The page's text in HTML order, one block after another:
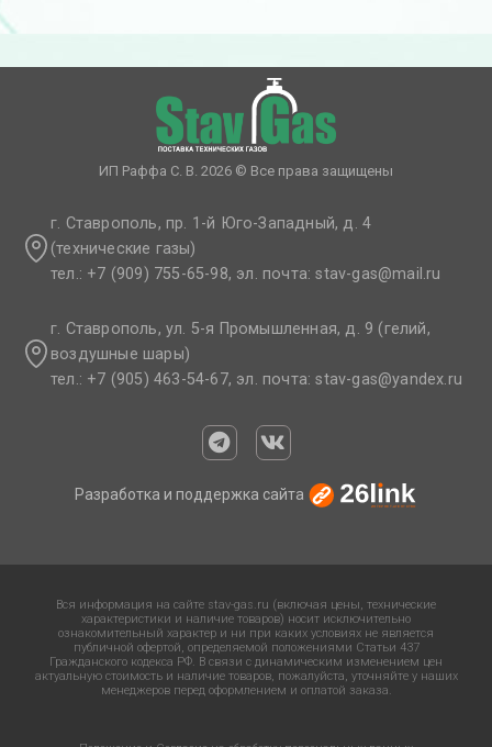
ИП Раффа С. В. 2026 © Все права защищены
г. Ставрополь, пр. 1-й Юго-Западный, д. 4
(технические газы)
тел.: +7 (909) 755-65-98, эл. почта: stav-gas@mail.ru​
г. Ставрополь, ул. 5-я Промышленная, д. 9 (гелий,
воздушные шары)
тел.: +7 (905) 463-54-67, эл. почта: stav-gas@yandex.ru​
Разработка и поддержка сайта
Вся информация на сайте stav-gas.ru (включая цены, технические
характеристики и наличие товаров) носит исключительно
ознакомительный характер и ни при каких условиях не является
публичной офертой, определяемой положениями Статьи 437
Гражданского кодекса РФ. В связи с динамическим изменением цен
актуальную стоимость и наличие товаров, пожалуйста, уточняйте у наших
менеджеров перед оформлением и оплатой заказа.